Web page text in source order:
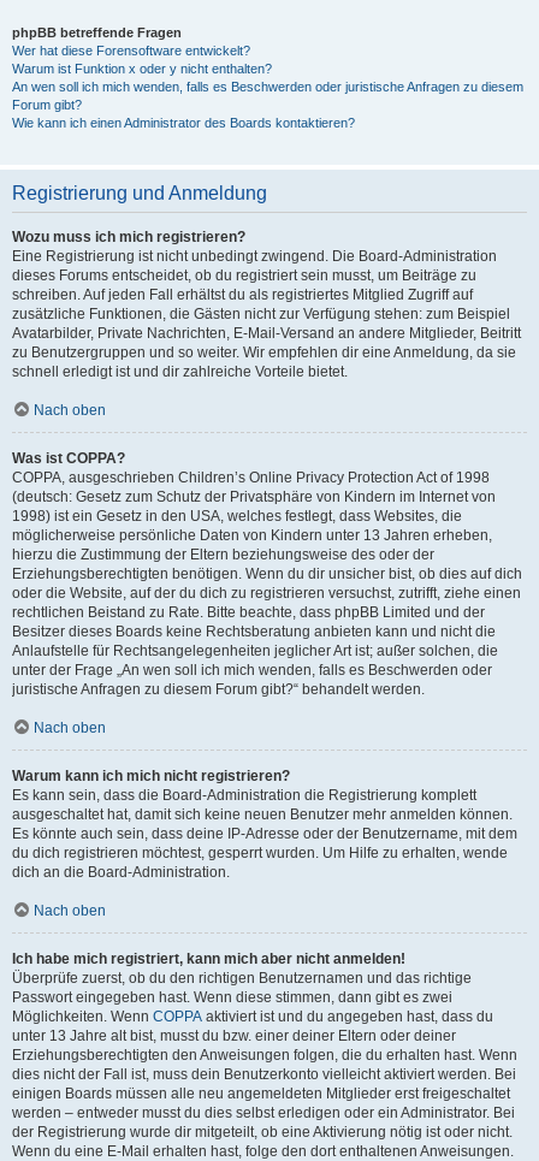
phpBB betreffende Fragen
Wer hat diese Forensoftware entwickelt?
Warum ist Funktion x oder y nicht enthalten?
An wen soll ich mich wenden, falls es Beschwerden oder juristische Anfragen zu diesem
Forum gibt?
Wie kann ich einen Administrator des Boards kontaktieren?
Registrierung und Anmeldung
Wozu muss ich mich registrieren?
Eine Registrierung ist nicht unbedingt zwingend. Die Board-Administration
dieses Forums entscheidet, ob du registriert sein musst, um Beiträge zu
schreiben. Auf jeden Fall erhältst du als registriertes Mitglied Zugriff auf
zusätzliche Funktionen, die Gästen nicht zur Verfügung stehen: zum Beispiel
Avatarbilder, Private Nachrichten, E-Mail-Versand an andere Mitglieder, Beitritt
zu Benutzergruppen und so weiter. Wir empfehlen dir eine Anmeldung, da sie
schnell erledigt ist und dir zahlreiche Vorteile bietet.
Nach oben
Was ist COPPA?
COPPA, ausgeschrieben Children’s Online Privacy Protection Act of 1998
(deutsch: Gesetz zum Schutz der Privatsphäre von Kindern im Internet von
1998) ist ein Gesetz in den USA, welches festlegt, dass Websites, die
möglicherweise persönliche Daten von Kindern unter 13 Jahren erheben,
hierzu die Zustimmung der Eltern beziehungsweise des oder der
Erziehungsberechtigten benötigen. Wenn du dir unsicher bist, ob dies auf dich
oder die Website, auf der du dich zu registrieren versuchst, zutrifft, ziehe einen
rechtlichen Beistand zu Rate. Bitte beachte, dass phpBB Limited und der
Besitzer dieses Boards keine Rechtsberatung anbieten kann und nicht die
Anlaufstelle für Rechtsangelegenheiten jeglicher Art ist; außer solchen, die
unter der Frage „An wen soll ich mich wenden, falls es Beschwerden oder
juristische Anfragen zu diesem Forum gibt?“ behandelt werden.
Nach oben
Warum kann ich mich nicht registrieren?
Es kann sein, dass die Board-Administration die Registrierung komplett
ausgeschaltet hat, damit sich keine neuen Benutzer mehr anmelden können.
Es könnte auch sein, dass deine IP-Adresse oder der Benutzername, mit dem
du dich registrieren möchtest, gesperrt wurden. Um Hilfe zu erhalten, wende
dich an die Board-Administration.
Nach oben
Ich habe mich registriert, kann mich aber nicht anmelden!
Überprüfe zuerst, ob du den richtigen Benutzernamen und das richtige
Passwort eingegeben hast. Wenn diese stimmen, dann gibt es zwei
Möglichkeiten. Wenn COPPA aktiviert ist und du angegeben hast, dass du
unter 13 Jahre alt bist, musst du bzw. einer deiner Eltern oder deiner
Erziehungsberechtigten den Anweisungen folgen, die du erhalten hast. Wenn
dies nicht der Fall ist, muss dein Benutzerkonto vielleicht aktiviert werden. Bei
einigen Boards müssen alle neu angemeldeten Mitglieder erst freigeschaltet
werden – entweder musst du dies selbst erledigen oder ein Administrator. Bei
der Registrierung wurde dir mitgeteilt, ob eine Aktivierung nötig ist oder nicht.
Wenn du eine E-Mail erhalten hast, folge den dort enthaltenen Anweisungen.